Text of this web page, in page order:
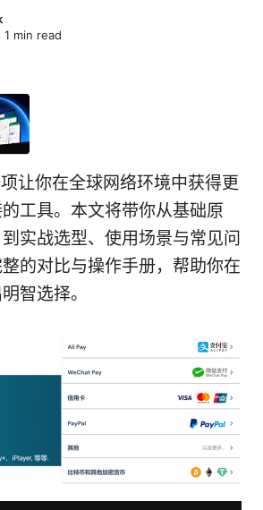
1 min read
让你在全球网络环境中获得更
工具。本文将带你从基础原
实战选型、使用场景与常见问
的对比与操作手册，帮助你在
智选择。